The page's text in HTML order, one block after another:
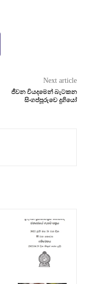
Next article
ජීවන වියදමෙන් බැටකන
සිංගප්පූරුවෙ දුගියෝ